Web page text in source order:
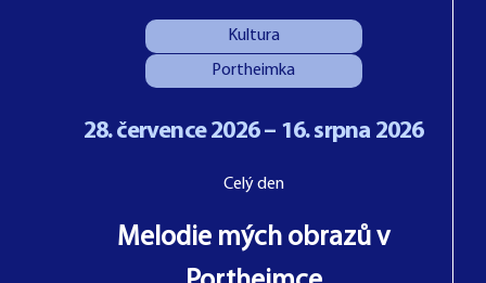
Kultura
Portheimka
28. července 2026 – 16. srpna 2026
Celý den
Melodie mých obrazů v